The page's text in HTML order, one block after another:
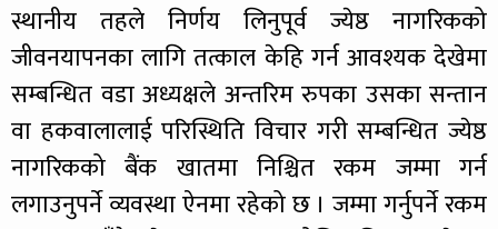
स्थानीय तहले निर्णय लिनुपूर्व ज्येष्ठ नागरिकको
जीवनयापनका लागि तत्काल केहि गर्न आवश्यक देखेमा
सम्बन्धित वडा अध्यक्षले अन्तरिम रुपका उसका सन्तान
वा हकवालालाई परिस्थिति विचार गरी सम्बन्धित ज्येष्ठ
नागरिकको बैंक खातमा निश्चित रकम जम्मा गर्न
लगाउनुपर्ने व्यवस्था ऐनमा रहेको छ । जम्मा गर्नुपर्ने रकम